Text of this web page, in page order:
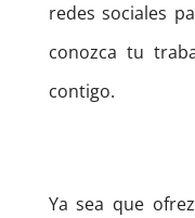
redes sociales
conozca tu
contigo.
Ya sea que